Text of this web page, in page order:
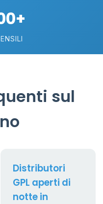
sul
Distributori
GPL aperti di
notte in